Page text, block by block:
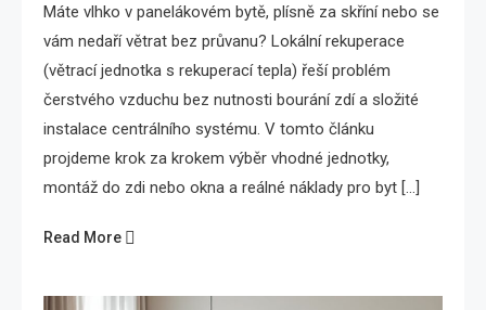
Máte vlhko v panelákovém bytě, plísně za skříní nebo se
vám nedaří větrat bez průvanu? Lokální rekuperace
(větrací jednotka s rekuperací tepla) řeší problém
čerstvého vzduchu bez nutnosti bourání zdí a složité
instalace centrálního systému. V tomto článku
projdeme krok za krokem výběr vhodné jednotky,
montáž do zdi nebo okna a reálné náklady pro byt […]
Read More